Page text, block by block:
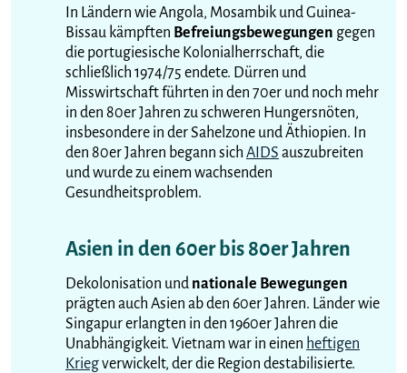
In Ländern wie Angola, Mosambik und Guinea-
Bissau kämpften Befreiungsbewegungen gegen
die portugiesische Kolonialherrschaft, die
schließlich 1974/75 endete. Dürren und
Misswirtschaft führten in den 70er und noch mehr
in den 80er Jahren zu schweren Hungersnöten,
insbesondere in der Sahelzone und Äthiopien. In
den 80er Jahren begann sich AIDS auszubreiten
und wurde zu einem wachsenden
Gesundheitsproblem.
Asien in den 60er bis 80er Jahren
Dekolonisation und nationale Bewegungen
prägten auch Asien ab den 60er Jahren. Länder wie
Singapur erlangten in den 1960er Jahren die
Unabhängigkeit. Vietnam war in einen heftigen
Kriegverwickelt, der die Region destabilisierte.